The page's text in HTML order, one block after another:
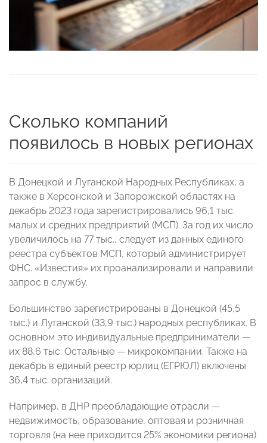
Сколько компаний
появилось в новых регионах
В Донецкой и Луганской Народных Республиках, а
также в Херсонской и Запорожской областях на
декабрь 2023 года зарегистрировались 96,1 тыс.
малых и средних предприятий (МСП). За год их число
увеличилось на 77 тыс., следует из данных единого
реестра субъектов МСП, который администрирует
ФНС. «Известия» их проанализировали и направили
запрос в службу.
Большинство зарегистрированы в Донецкой (45,5
тыс.) и Луганской (33,9 тыс.) народных республиках. В
основном это индивидуальные предприниматели —
их 88,6 тыс. Остальные — микрокомпании. Также на
декабрь в единый реестр юрлиц (ЕГРЮЛ) включены
36,4 тыс. организаций.
Например, в ДНР преобладающие отрасли —
недвижимость, образование, оптовая и розничная
торговля (на нее приходится 25% экономики региона)